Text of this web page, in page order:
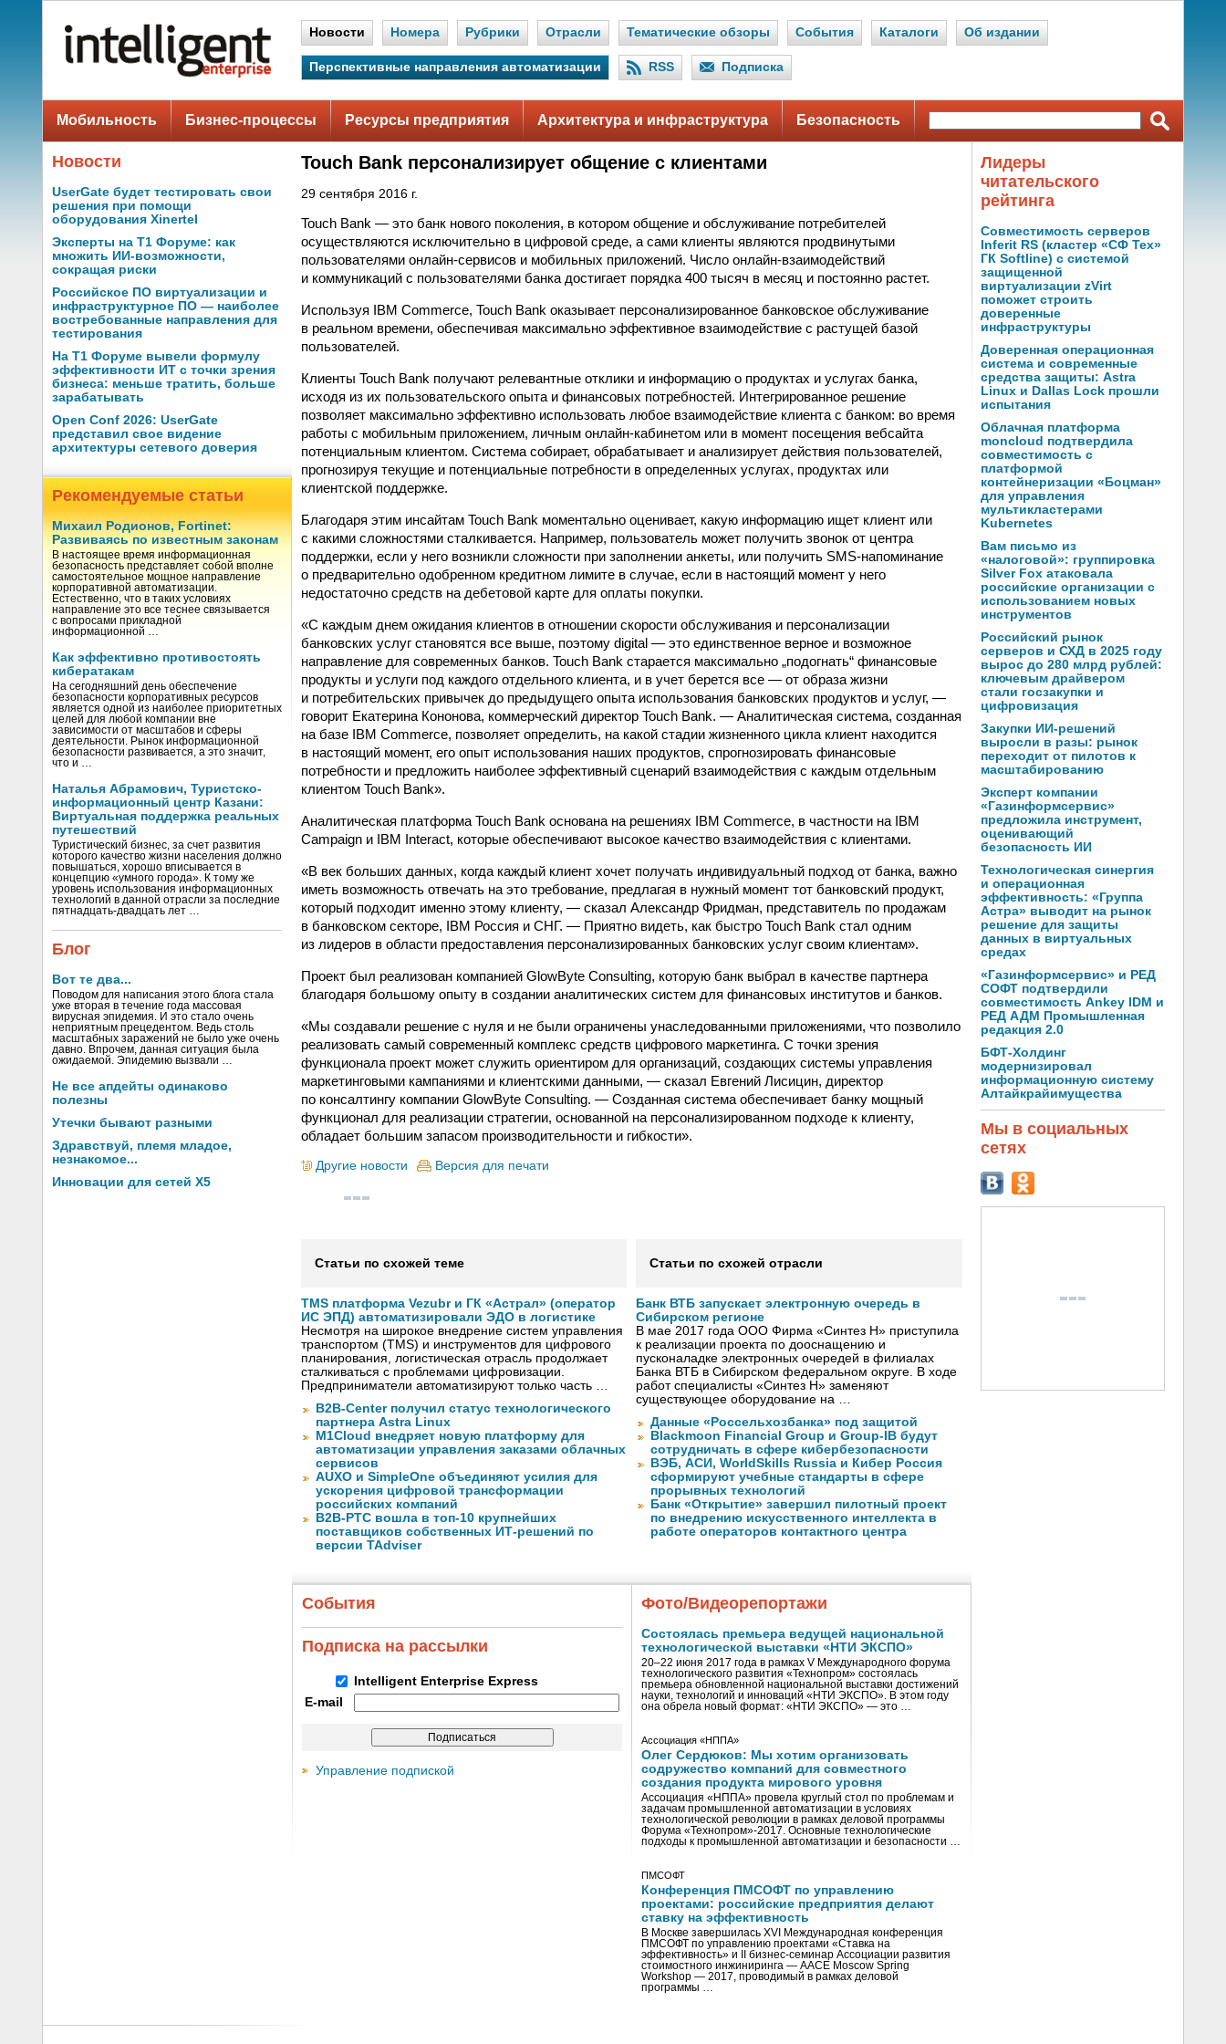
Новости Номера Рубрики Отрасли Тематические обзоры События Каталоги Об издании
Перспективные направления автоматизации RSS Подписка
Мобильность Бизнес-процессы Ресурсы предприятия Архитектура и инфраструктура Безопасность
Новости
UserGate будет тестировать свои
решения при помощи
оборудования Xinertel
Эксперты на Т1 Форуме: как
множить ИИ-возможности,
сокращая риски
Российское ПО виртуализации и
инфраструктурное ПО — наиболее
востребованные направления для
тестирования
На Т1 Форуме вывели формулу
эффективности ИТ с точки зрения
бизнеса: меньше тратить, больше
зарабатывать
Open Conf 2026: UserGate
представил свое видение
архитектуры сетевого доверия
Рекомендуемые статьи
Михаил Родионов, Fortinet:
Развиваясь по известным законам
В настоящее время информационная
безопасность представляет собой вполне
самостоятельное мощное направление
корпоративной автоматизации.
Естественно, что в таких условиях
направление это все теснее связывается
с вопросами прикладной
информационной …
Как эффективно противостоять
кибератакам
На сегодняшний день обеспечение
безопасности корпоративных ресурсов
является одной из наиболее приоритетных
целей для любой компании вне
зависимости от масштабов и сферы
деятельности. Рынок информационной
безопасности развивается, а это значит,
что и …
Наталья Абрамович, Туристско-
информационный центр Казани:
Виртуальная поддержка реальных
путешествий
Туристический бизнес, за счет развития
которого качество жизни населения должно
повышаться, хорошо вписывается в
концепцию «умного города». К тому же
уровень использования информационных
технологий в данной отрасли за последние
пятнадцать-двадцать лет …
Блог
Вот те два...
Поводом для написания этого блога стала
уже вторая в течение года массовая
вирусная эпидемия. И это стало очень
неприятным прецедентом. Ведь столь
масштабных заражений не было уже очень
давно. Впрочем, данная ситуация была
ожидаемой. Эпидемию вызвали …
Не все апдейты одинаково
полезны
Утечки бывают разными
Здравствуй, племя младое,
незнакомое...
Инновации для сетей X5
Touch Bank персонализирует общение с клиентами
29 сентября 2016 г.
Touch Bank — это банк нового поколения, в котором общение и обслуживание потребителей
осуществляются исключительно в цифровой среде, а сами клиенты являются продвинутыми
пользователями онлайн-сервисов и мобильных приложений. Число онлайн-взаимодействий
и коммуникаций с пользователями банка достигает порядка 400 тысяч в месяц и постоянно растет.
Используя IBM Commerce, Touch Bank оказывает персонализированное банковское обслуживание
в реальном времени, обеспечивая максимально эффективное взаимодействие с растущей базой
пользователей.
Клиенты Touch Bank получают релевантные отклики и информацию о продуктах и услугах банка,
исходя из их пользовательского опыта и финансовых потребностей. Интегрированное решение
позволяет максимально эффективно использовать любое взаимодействие клиента с банком: во время
работы с мобильным приложением, личным онлайн-кабинетом или в момент посещения вебсайта
потенциальным клиентом. Система собирает, обрабатывает и анализирует действия пользователей,
прогнозируя текущие и потенциальные потребности в определенных услугах, продуктах или
клиентской поддержке.
Благодаря этим инсайтам Touch Bank моментально оценивает, какую информацию ищет клиент или
с какими сложностями сталкивается. Например, пользователь может получить звонок от центра
поддержки, если у него возникли сложности при заполнении анкеты, или получить SMS-напоминание
о предварительно одобренном кредитном лимите в случае, если в настоящий момент у него
недостаточно средств на дебетовой карте для оплаты покупки.
«С каждым днем ожидания клиентов в отношении скорости обслуживания и персонализации
банковских услуг становятся все выше, поэтому digital — это единственное верное и возможное
направление для современных банков. Touch Bank старается максимально „подогнать“ финансовые
продукты и услуги под каждого отдельного клиента, и в учет берется все — от образа жизни
и потребительских привычек до предыдущего опыта использования банковских продуктов и услуг, —
говорит Екатерина Кононова, коммерческий директор Touch Bank. — Аналитическая система, созданная
на базе IBM Commerce, позволяет определить, на какой стадии жизненного цикла клиент находится
в настоящий момент, его опыт использования наших продуктов, спрогнозировать финансовые
потребности и предложить наиболее эффективный сценарий взаимодействия с каждым отдельным
клиентом Touch Bank».
Аналитическая платформа Touch Bank основана на решениях IBM Commerce, в частности на IBM
Campaign и IBM Interact, которые обеспечивают высокое качество взаимодействия с клиентами.
«В век больших данных, когда каждый клиент хочет получать индивидуальный подход от банка, важно
иметь возможность отвечать на это требование, предлагая в нужный момент тот банковский продукт,
который подходит именно этому клиенту, — сказал Александр Фридман, представитель по продажам
в банковском секторе, IBM Россия и СНГ. — Приятно видеть, как быстро Touch Bank стал одним
из лидеров в области предоставления персонализированных банковских услуг своим клиентам».
Проект был реализован компанией GlowByte Consulting, которую банк выбрал в качестве партнера
благодаря большому опыту в создании аналитических систем для финансовых институтов и банков.
«Мы создавали решение с нуля и не были ограничены унаследованными приложениями, что позволило
реализовать самый современный комплекс средств цифрового маркетинга. С точки зрения
функционала проект может служить ориентиром для организаций, создающих системы управления
маркетинговыми кампаниями и клиентскими данными, — сказал Евгений Лисицин, директор
по консалтингу компании GlowByte Consulting. — Созданная система обеспечивает банку мощный
функционал для реализации стратегии, основанной на персонализированном подходе к клиенту,
обладает большим запасом производительности и гибкости».
Другие новости Версия для печати
Статьи по схожей теме
TMS платформа Vezubr и ГК «Астрал» (оператор
ИС ЭПД) автоматизировали ЭДО в логистике
Несмотря на широкое внедрение систем управления
транспортом (TMS) и инструментов для цифрового
планирования, логистическая отрасль продолжает
сталкиваться с проблемами цифровизации.
Предприниматели автоматизируют только часть …
B2B-Center получил статус технологического
партнера Astra Linux
M1Cloud внедряет новую платформу для
автоматизации управления заказами облачных
сервисов
AUXO и SimpleOne объединяют усилия для
ускорения цифровой трансформации
российских компаний
B2B-РТС вошла в топ-10 крупнейших
поставщиков собственных ИТ-решений по
версии TAdviser
Статьи по схожей отрасли
Банк ВТБ запускает электронную очередь в
Сибирском регионе
В мае 2017 года ООО Фирма «Синтез Н» приступила
к реализации проекта по дооснащению и
пусконаладке электронных очередей в филиалах
Банка ВТБ в Сибирском федеральном округе. В ходе
работ специалисты «Синтез Н» заменяют
существующее оборудование на …
Данные «Россельхозбанка» под защитой
Blackmoon Financial Group и Group-IB будут
сотрудничать в сфере кибербезопасности
ВЭБ, АСИ, WorldSkills Russia и Кибер Россия
сформируют учебные стандарты в сфере
прорывных технологий
Банк «Открытие» завершил пилотный проект
по внедрению искусственного интеллекта в
работе операторов контактного центра
События
Подписка на рассылки
Intelligent Enterprise Express
E-mail
Управление подпиской
Фото/Видеорепортажи
Состоялась премьера ведущей национальной
технологической выставки «НТИ ЭКСПО»
20–22 июня 2017 года в рамках V Международного форума
технологического развития «Технопром» состоялась
премьера обновленной национальной выставки достижений
науки, технологий и инноваций «НТИ ЭКСПО». В этом году
она обрела новый формат: «НТИ ЭКСПО» — это …
Ассоциация «НППА»
Олег Сердюков: Мы хотим организовать
содружество компаний для совместного
создания продукта мирового уровня
Ассоциация «НППА» провела круглый стол по проблемам и
задачам промышленной автоматизации в условиях
технологической революции в рамках деловой программы
Форума «Технопром»-2017. Основные технологические
подходы к промышленной автоматизации и безопасности …
ПМСОФТ
Конференция ПМСОФТ по управлению
проектами: российские предприятия делают
ставку на эффективность
В Москве завершилась XVI Международная конференция
ПМСОФТ по управлению проектами «Ставка на
эффективность» и II бизнес-семинар Ассоциации развития
стоимостного инжиниринга — AACE Moscow Spring
Workshop — 2017, проводимый в рамках деловой
программы …
Лидеры
читательского
рейтинга
Совместимость серверов
Inferit RS (кластер «СФ Тех»
ГК Softline) с системой
защищенной
виртуализации zVirt
поможет строить
доверенные
инфраструктуры
Доверенная операционная
система и современные
средства защиты: Astra
Linux и Dallas Lock прошли
испытания
Облачная платформа
moncloud подтвердила
совместимость с
платформой
контейнеризации «Боцман»
для управления
мультикластерами
Kubernetes
Вам письмо из
«налоговой»: группировка
Silver Fox атаковала
российские организации с
использованием новых
инструментов
Российский рынок
серверов и СХД в 2025 году
вырос до 280 млрд рублей:
ключевым драйвером
стали госзакупки и
цифровизация
Закупки ИИ-решений
выросли в разы: рынок
переходит от пилотов к
масштабированию
Эксперт компании
«Газинформсервис»
предложила инструмент,
оценивающий
безопасность ИИ
Технологическая синергия
и операционная
эффективность: «Группа
Астра» выводит на рынок
решение для защиты
данных в виртуальных
средах
«Газинформсервис» и РЕД
СОФТ подтвердили
совместимость Ankey IDM и
РЕД АДМ Промышленная
редакция 2.0
БФТ-Холдинг
модернизировал
информационную систему
Алтайкрайимущества
Мы в социальных
сетях